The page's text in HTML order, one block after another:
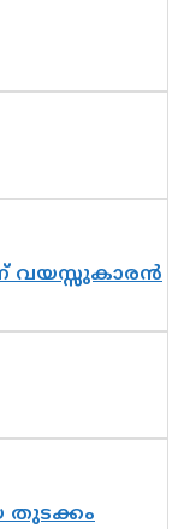
വയസ്സുകാരൻ
തുടക്കം